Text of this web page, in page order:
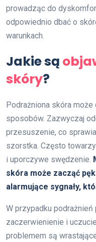
prowadząc do
odpowiednio dbać o
warunkach.
Jakie są
skóry?
Podrażniona skóra
sposobów. Zazwyczaj
przesuszenie, co
szorstka. Często
i uporczywe swędzenie.
skóra może zacząć
alarmujące sygnały,
W przypadku
zaczerwienienie i
problemem są